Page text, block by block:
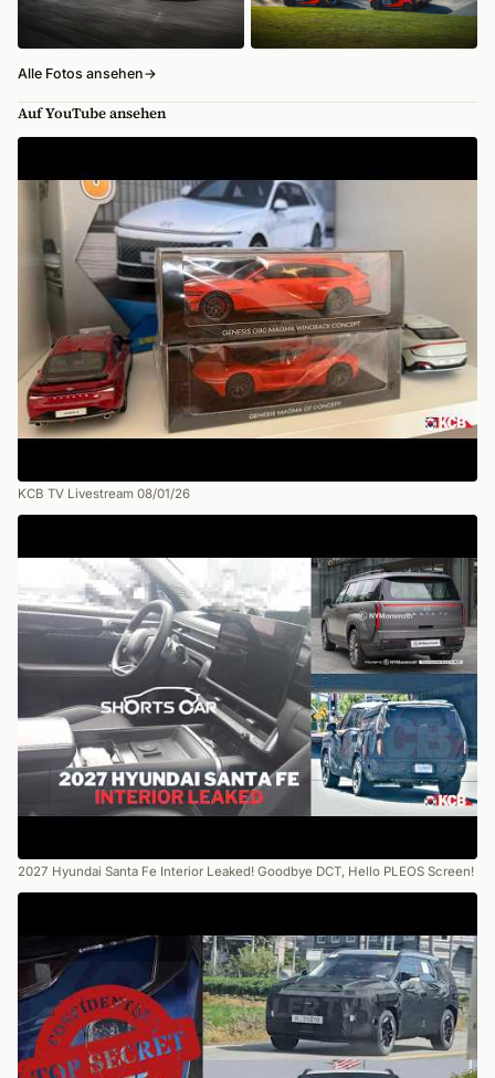
Alle Fotos ansehen→
Auf YouTube ansehen
KCB TV Livestream 08/01/26
2027 Hyundai Santa Fe Interior Leaked! Goodbye DCT, Hello PLEOS Screen!